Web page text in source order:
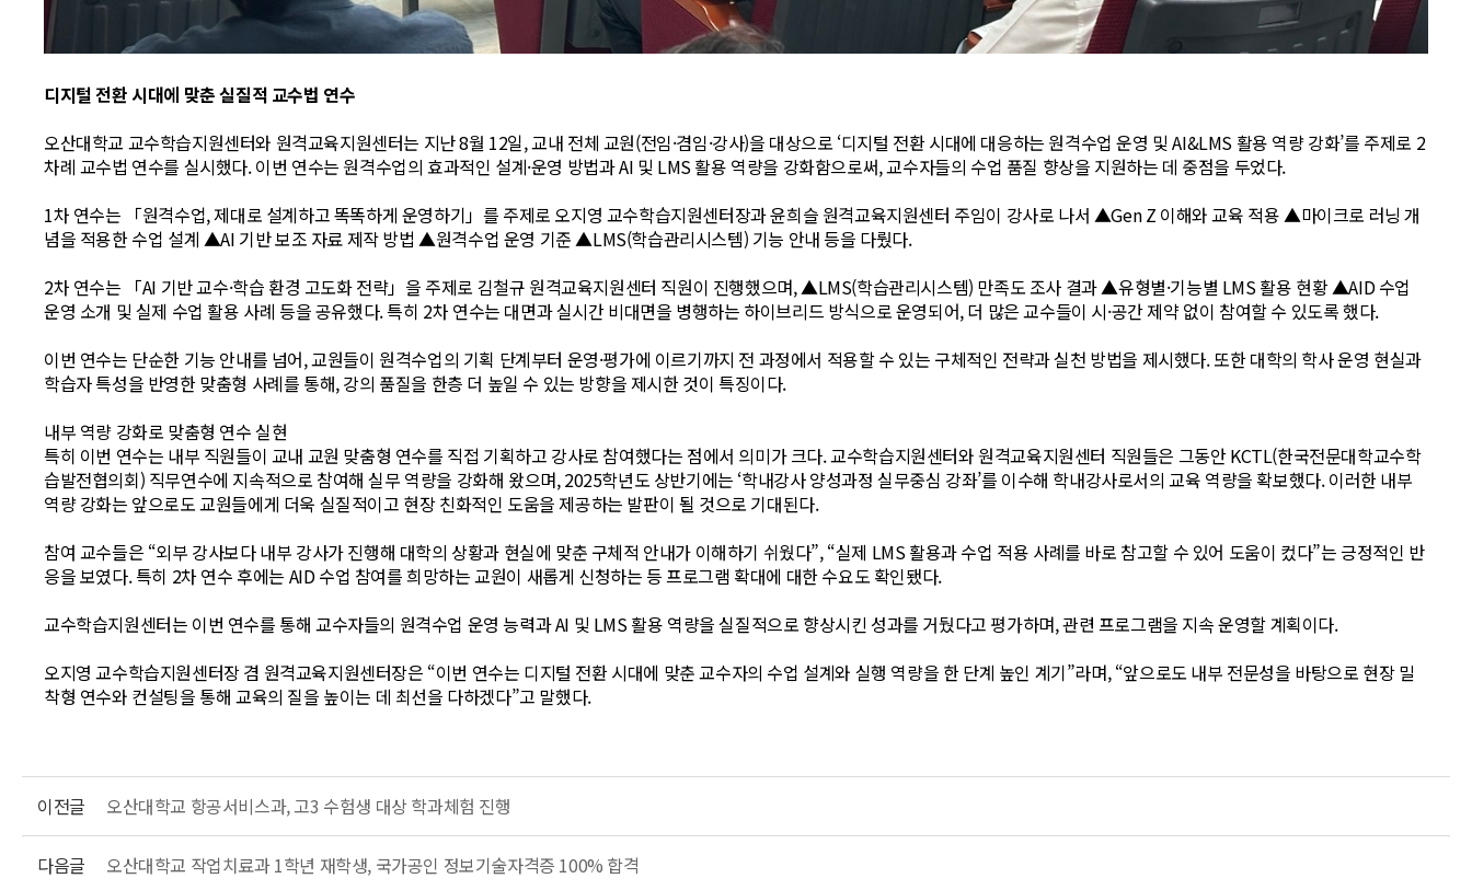
디지털 전환 시대에 맞춘 실질적 교수법 연수
오산대학교 교수학습지원센터와 원격교육지원센터는 지난 8월 12일, 교내 전체 교원(전임·겸임·강사)을 대상으로 ‘디지털 전환 시대에 대응하는 원격수업 운영 및 AI&LMS 활용 역량 강화’를 주제로 2
차례 교수법 연수를 실시했다. 이번 연수는 원격수업의 효과적인 설계·운영 방법과 AI 및 LMS 활용 역량을 강화함으로써, 교수자들의 수업 품질 향상을 지원하는 데 중점을 두었다.
1차 연수는 「원격수업, 제대로 설계하고 똑똑하게 운영하기」를 주제로 오지영 교수학습지원센터장과 윤희슬 원격교육지원센터 주임이 강사로 나서 ▲Gen Z 이해와 교육 적용 ▲마이크로 러닝 개
념을 적용한 수업 설계 ▲AI 기반 보조 자료 제작 방법 ▲원격수업 운영 기준 ▲LMS(학습관리시스템) 기능 안내 등을 다뤘다.
2차 연수는 「AI 기반 교수·학습 환경 고도화 전략」을 주제로 김철규 원격교육지원센터 직원이 진행했으며, ▲LMS(학습관리시스템) 만족도 조사 결과 ▲유형별·기능별 LMS 활용 현황 ▲AID 수업
운영 소개 및 실제 수업 활용 사례 등을 공유했다. 특히 2차 연수는 대면과 실시간 비대면을 병행하는 하이브리드 방식으로 운영되어, 더 많은 교수들이 시·공간 제약 없이 참여할 수 있도록 했다.
이번 연수는 단순한 기능 안내를 넘어, 교원들이 원격수업의 기획 단계부터 운영·평가에 이르기까지 전 과정에서 적용할 수 있는 구체적인 전략과 실천 방법을 제시했다. 또한 대학의 학사 운영 현실과
학습자 특성을 반영한 맞춤형 사례를 통해, 강의 품질을 한층 더 높일 수 있는 방향을 제시한 것이 특징이다.
내부 역량 강화로 맞춤형 연수 실현
특히 이번 연수는 내부 직원들이 교내 교원 맞춤형 연수를 직접 기획하고 강사로 참여했다는 점에서 의미가 크다. 교수학습지원센터와 원격교육지원센터 직원들은 그동안 KCTL(한국전문대학교수학
습발전협의회) 직무연수에 지속적으로 참여해 실무 역량을 강화해 왔으며, 2025학년도 상반기에는 ‘학내강사 양성과정 실무중심 강좌’를 이수해 학내강사로서의 교육 역량을 확보했다. 이러한 내부
역량 강화는 앞으로도 교원들에게 더욱 실질적이고 현장 친화적인 도움을 제공하는 발판이 될 것으로 기대된다.
참여 교수들은 “외부 강사보다 내부 강사가 진행해 대학의 상황과 현실에 맞춘 구체적 안내가 이해하기 쉬웠다”, “실제 LMS 활용과 수업 적용 사례를 바로 참고할 수 있어 도움이 컸다”는 긍정적인 반
응을 보였다. 특히 2차 연수 후에는 AID 수업 참여를 희망하는 교원이 새롭게 신청하는 등 프로그램 확대에 대한 수요도 확인됐다.
교수학습지원센터는 이번 연수를 통해 교수자들의 원격수업 운영 능력과 AI 및 LMS 활용 역량을 실질적으로 향상시킨 성과를 거뒀다고 평가하며, 관련 프로그램을 지속 운영할 계획이다.
오지영 교수학습지원센터장 겸 원격교육지원센터장은 “이번 연수는 디지털 전환 시대에 맞춘 교수자의 수업 설계와 실행 역량을 한 단계 높인 계기”라며, “앞으로도 내부 전문성을 바탕으로 현장 밀
착형 연수와 컨설팅을 통해 교육의 질을 높이는 데 최선을 다하겠다”고 말했다.
이전글 오산대학교 항공서비스과, 고3 수험생 대상 학과체험 진행
다음글 오산대학교 작업치료과 1학년 재학생, 국가공인 정보기술자격증 100% 합격